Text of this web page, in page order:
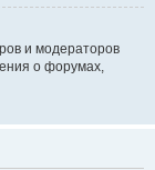
и модераторов
о форумах,